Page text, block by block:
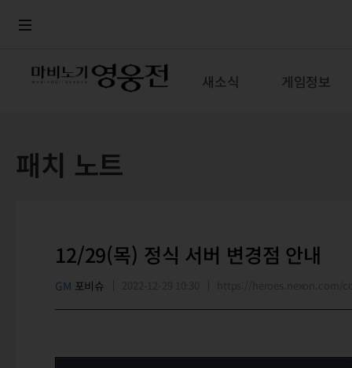
새소식 게임정보
패치 노트
12/29(목) 정식 서버 변경점 안내
GM 포비슈